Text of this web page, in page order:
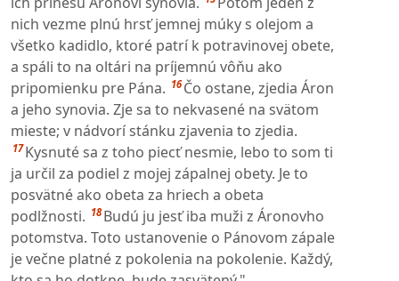
nich vezme plnú hrsť jemnej múky s olejom a
všetko kadidlo, ktoré patrí k potravinovej obete,
a spáli to na oltári na príjemnú vôňu ako
pripomienku pre Pána. 16 Čo ostane, zjedia Áron
a jeho synovia. Zje sa to nekvasené na svätom
mieste; v nádvorí stánku zjavenia to zjedia.
17 Kysnuté sa z toho piecť nesmie, lebo to som ti
ja určil za podiel z mojej zápalnej obety. Je to
posvätné ako obeta za hriech a obeta
podlžnosti. 18 Budú ju jesť iba muži z Áronovho
potomstva. Toto ustanovenie o Pánovom zápale
je večne platné z pokolenia na pokolenie. Každý,